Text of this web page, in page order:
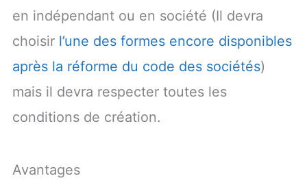
en indépendant ou en société (Il devra
choisir l’une des formes encore disponibles
après la réforme du code des sociétés)
mais il devra respecter toutes les
conditions de création.
Avantages